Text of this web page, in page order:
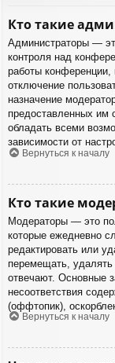
Кто такие
Администраторы —
контроля над
работы конференции,
отключение
назначение
предоставленных им
обладать всеми
зависимости от
Вернуться к началу
Кто такие
Модераторы — это
которые ежедневно
редактировать или
перемещать,
отвечают. Основные
несоответствия
(оффтопик),
Вернуться к началу